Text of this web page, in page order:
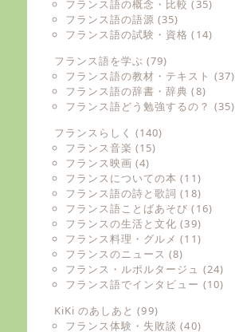
フランス語の概念・比較 (35)
フランス語の語源 (35)
フランス語の試験・資格 (14)
フランス語を学ぶ (79)
フランス語の教材・テキスト (37)
フランス語の辞書・辞典 (8)
フランス語どう勉強するの？ (35)
フランスらしく (140)
フランス音楽 (15)
フランス映画 (4)
フランスについての本 (11)
フランス語の詩と歌詞 (18)
フランス語ことばあそび (16)
フランスの生活と文化 (39)
フランス料理・グルメ (11)
フランスのニュース (8)
フランス・ルポルタージュ (24)
フランス語でインタビュー (10)
KiKi のあしあと (99)
フランス体験・失敗談 (40)